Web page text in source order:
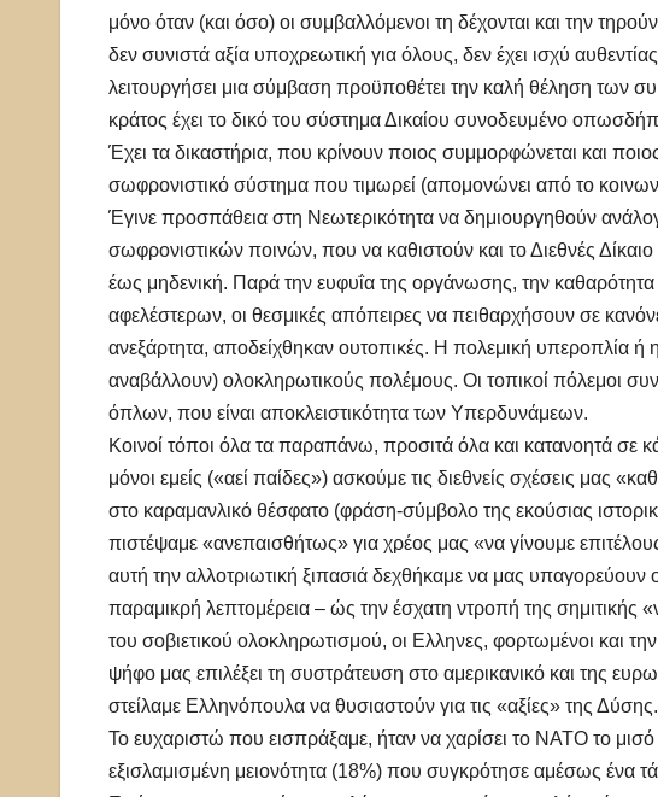
μόνο όταν (και όσο) οι συμβαλλόμενοι τη δέχονται και την
δεν συνιστά αξία υποχρεωτική για όλους, δεν έχει ισχύ
λειτουργήσει μια σύμβαση προϋποθέτει την καλή θέληση των
κράτος έχει το δικό του σύστημα Δικαίου συνοδευμένο
Έχει τα δικαστήρια, που κρίνουν ποιος συμμορφώνεται και
σωφρονιστικό σύστημα που τιμωρεί (απομονώνει από το
Έγινε προσπάθεια στη Νεωτερικότητα να δημιουργηθούν
σωφρονιστικών ποινών, που να καθιστούν και το Διεθνές
έως μηδενική. Παρά την ευφυΐα της οργάνωσης, την
αφελέστερων, οι θεσμικές απόπειρες να πειθαρχήσουν σε
ανεξάρτητα, αποδείχθηκαν ουτοπικές. Η πολεμική υπεροπλία
αναβάλλουν) ολοκληρωτικούς πολέμους. Οι τοπικοί πόλεμοι
όπλων, που είναι αποκλειστικότητα των Υπερδυνάμεων.
Κοινοί τόποι όλα τα παραπάνω, προσιτά όλα και κατανοητά
μόνοι εμείς («αεί παίδες») ασκούμε τις διεθνείς σχέσεις μας
στο καραμανλικό θέσφατο (φράση-σύμβολο της εκούσιας
πιστέψαμε «ανεπαισθήτως» για χρέος μας «να γίνουμε
αυτή την αλλοτριωτική ξιπασιά δεχθήκαμε να μας υπαγορεύουν
παραμικρή λεπτομέρεια – ώς την έσχατη ντροπή της
του σοβιετικού ολοκληρωτισμού, οι Ελληνες, φορτωμένοι και
ψήφο μας επιλέξει τη συστράτευση στο αμερικανικό και της
στείλαμε Ελληνόπουλα να θυσιαστούν για τις «αξίες» της Δύσης.
Το ευχαριστώ που εισπράξαμε, ήταν να χαρίσει το ΝΑΤΟ το
εξισλαμισμένη μειονότητα (18%) που συγκρότησε αμέσως ένα